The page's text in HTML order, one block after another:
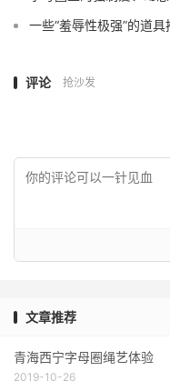
一些“羞辱性极强”的道具
评论 抢沙发
文章推荐
青海西宁字母圈绳艺体验
2019-10-26